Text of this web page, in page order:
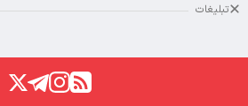
تبلیغات